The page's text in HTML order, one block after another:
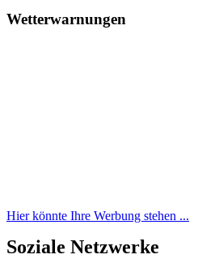
Wetterwarnungen
Hier könnte Ihre Werbung stehen ...
Soziale Netzwerke